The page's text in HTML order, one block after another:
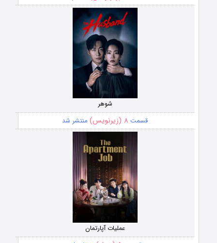
شوهر
قسمت ۸ (زیرنویس) منتشر شد
عملیات آپارتمان